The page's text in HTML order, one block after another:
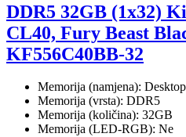
DDR5 32GB (1x32)
CL40, Fury Beast
KF556C40BB-32
Memorija (namjena): Desktop
Memorija (vrsta): DDR5
Memorija (količina): 32GB
Memorija (LED-RGB): Ne